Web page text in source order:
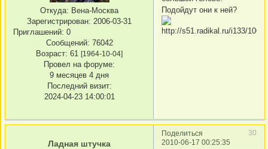
Откуда: Вена-Москва
Зарегистрирован: 2006-03-31
Приглашений: 0
Сообщений: 76042
Возраст: 61 [1964-10-04]
Провел на форуме:
9 месяцев 4 дня
Последний визит:
2024-04-23 14:00:01
Подойдут они к ней?
Поделиться
30
2010-06-17 00:25:35
Ладная штучка